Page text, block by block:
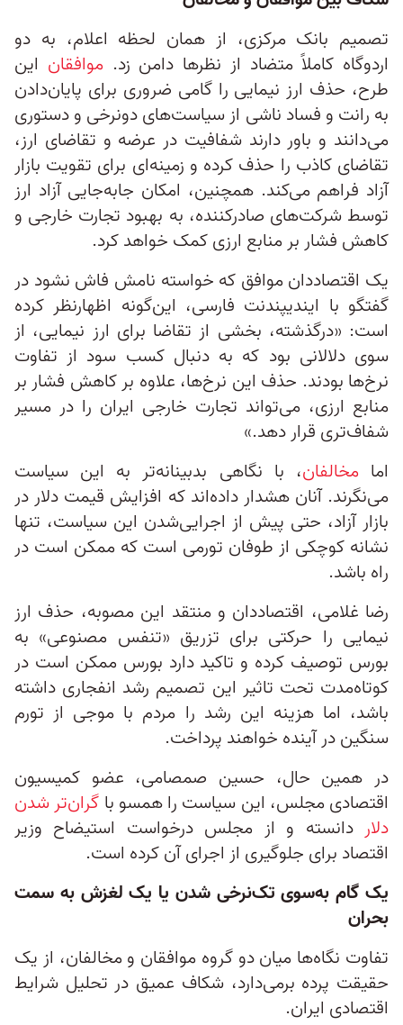
تصمیم بانک مرکزی، از همان لحظه اعلام، به دو
اردوگاه کاملاً متضاد از نظرها دامن زد. موافقان این
طرح، حذف ارز نیمایی را گامی ضروری برای پایان‌دادن
به رانت و فساد ناشی از سیاست‌های دونرخی و دستوری
می‌دانند و باور دارند شفافیت در عرضه و تقاضای ارز،
تقاضای کاذب را حذف کرده و زمینه‌ای برای تقویت بازار
آزاد فراهم می‌کند. همچنین، امکان جابه‌جایی آزاد ارز
توسط شرکت‌های صادرکننده، به بهبود تجارت خارجی و
کاهش فشار بر منابع ارزی کمک خواهد کرد.
یک اقتصاددان موافق که خواسته نامش فاش نشود در
گفتگو با ایندیپندنت فارسی، این‌گونه اظهارنظر کرده
است: «درگذشته، بخشی از تقاضا برای ارز نیمایی، از
سوی دلالانی بود که به دنبال کسب سود از تفاوت
نرخ‌ها بودند. حذف این نرخ‌ها، علاوه بر کاهش فشار بر
منابع ارزی، می‌تواند تجارت خارجی ایران را در مسیر
شفاف‌تری قرار دهد.»
اما مخالفان، با نگاهی بدبینانه‌تر به این سیاست
می‌نگرند. آنان هشدار داده‌اند که افزایش قیمت دلار در
بازار آزاد، حتی پیش از اجرایی‌شدن این سیاست، تنها
نشانه کوچکی از طوفان تورمی است که ممکن است در
راه باشد.
رضا غلامی، اقتصاددان و منتقد این مصوبه، حذف ارز
نیمایی را حرکتی برای تزریق «تنفس مصنوعی» به
بورس توصیف کرده و تاکید دارد بورس ممکن است در
کوتاه‌مدت تحت تاثیر این تصمیم رشد انفجاری داشته
باشد، اما هزینه این رشد را مردم با موجی از تورم
سنگین در آینده خواهند پرداخت.
در همین حال، حسین صمصامی، عضو کمیسیون
اقتصادی مجلس، این سیاست را همسو با گران‌تر شدن
دلار دانسته و از مجلس درخواست استیضاح وزیر
اقتصاد برای جلوگیری از اجرای آن کرده است.
یک گام به‌سوی تک‌نرخی شدن یا یک لغزش به سمت
بحران
تفاوت نگاه‌ها میان دو گروه موافقان و مخالفان، از یک
حقیقت پرده برمی‌دارد، شکاف عمیق در تحلیل شرایط
اقتصادی ایران.